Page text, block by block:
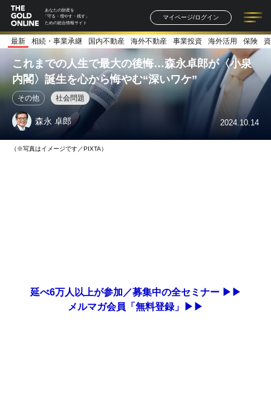
あなたの財産を
「守る・増やす・残す」
ための総合情報サイト
マイページ/ログイン
記事一覧 連載一覧
著者一覧 書籍一覧
最新 相続・事業承継 国内不動産 海外不動産 事業投資 海外活用 保険
これまでの人生で最大の後悔…森永卓郎が〈小泉
内閣〉誕生を心から悔やむ“深いワケ”
その他 社会問題
森永 卓郎 2024.10.14
（※写真はイメージです／PIXTA）
延べ6万人以上が参加／募集中の全セミナー ▶▶
メルマガ会員「無料登録」▶▶